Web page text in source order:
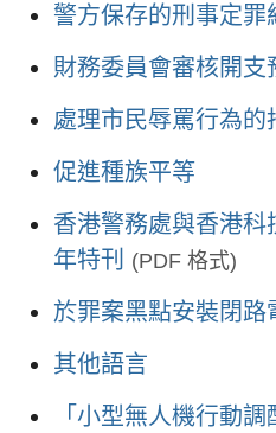
警方保存的刑事定罪
財務委員會審核開支
處理市民辱罵行為的
促進種族平等
香港警務處與香港科
年特刊
(PDF 格式)
於罪案黑點安裝閉路
其他語言
「小型無人機行動調